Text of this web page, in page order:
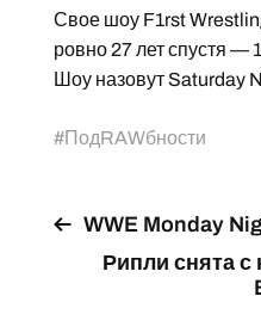
Свое шоу F1rst
ровно 27 лет спустя —
Шоу назовут Saturday
#ПодRAWбности
WWE Monday
Рипли снята с